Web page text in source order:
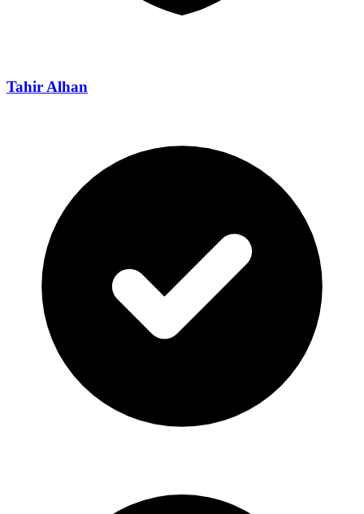
Tahir Alhan